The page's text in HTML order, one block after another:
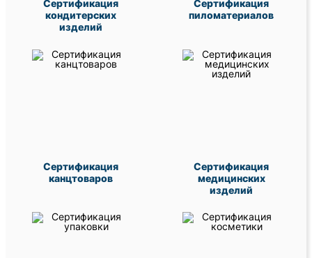
Сертификация
кондитерских
изделий
Сертификация
пиломатериалов
Сертификация
канцтоваров
Сертификация
медицинских
изделий